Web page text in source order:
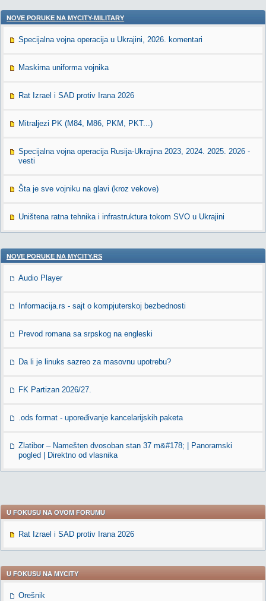
NOVE PORUKE NA MYCITY-MILITARY
Specijalna vojna operacija u Ukrajini, 2026. komentari
Maskirna uniforma vojnika
Rat Izrael i SAD protiv Irana 2026
Mitraljezi PK (M84, M86, PKM, PKT...)
Specijalna vojna operacija Rusija-Ukrajina 2023, 2024. 2025. 2026 -
vesti
Šta je sve vojniku na glavi (kroz vekove)
Uništena ratna tehnika i infrastruktura tokom SVO u Ukrajini
NOVE PORUKE NA MYCITY.RS
Audio Player
Informacija.rs - sajt o kompjuterskoj bezbednosti
Prevod romana sa srpskog na engleski
Da li je linuks sazreo za masovnu upotrebu?
FK Partizan 2026/27.
.ods format - upoređivanje kancelarijskih paketa
Zlatibor – Namešten dvosoban stan 37 m&#178; | Panoramski
pogled | Direktno od vlasnika
U FOKUSU NA OVOM FORUMU
Rat Izrael i SAD protiv Irana 2026
U FOKUSU NA MYCITY
Orešnik